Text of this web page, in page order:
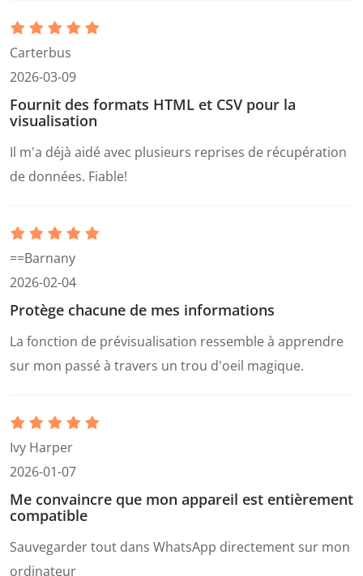
Carterbus
2026-03-09
Fournit des formats HTML et CSV pour la
visualisation
Il m'a déjà aidé avec plusieurs reprises de récupération
de données. Fiable!
==Barnany
2026-02-04
Protège chacune de mes informations
La fonction de prévisualisation ressemble à apprendre
sur mon passé à travers un trou d'oeil magique.
Ivy Harper
2026-01-07
Me convaincre que mon appareil est entièrement
compatible
Sauvegarder tout dans WhatsApp directement sur mon
ordinateur